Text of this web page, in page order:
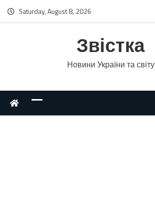
Saturday, August 8, 2026
Звістка
Новини України та світу